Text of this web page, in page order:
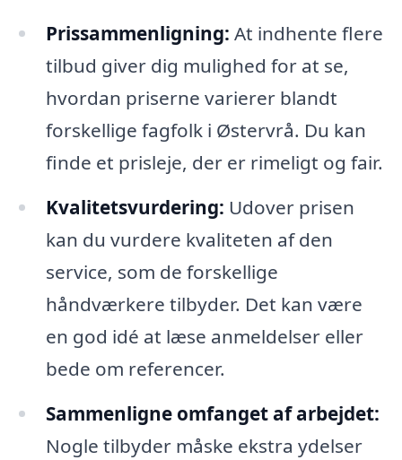
Prissammenligning: At indhente flere
tilbud giver dig mulighed for at se,
hvordan priserne varierer blandt
forskellige fagfolk i Østervrå. Du kan
finde et prisleje, der er rimeligt og fair.
Kvalitetsvurdering: Udover prisen
kan du vurdere kvaliteten af den
service, som de forskellige
håndværkere tilbyder. Det kan være
en god idé at læse anmeldelser eller
bede om referencer.
Sammenligne omfanget af arbejdet:
Nogle tilbyder måske ekstra ydelser